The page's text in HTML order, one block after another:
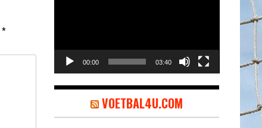
*
00:00 03:40
VOETBAL4U.COM